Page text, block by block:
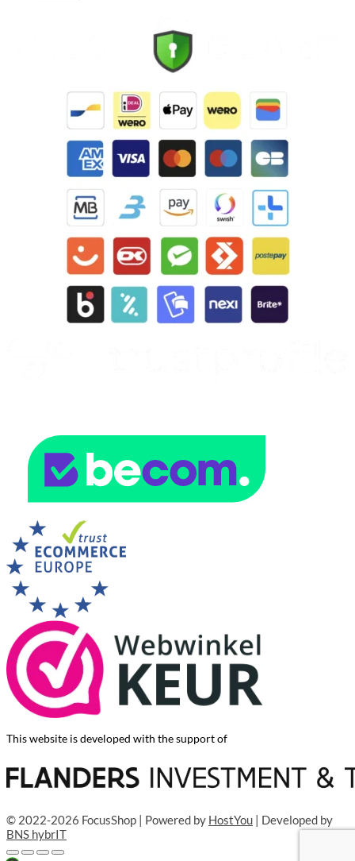
This website is developed with the support of
© 2022-2026 FocusShop | Powered by HostYou | Developed by
BNS hybrIT